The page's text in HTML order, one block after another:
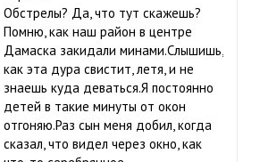
Обстрелы? Да, что тут скажешь?
Помню, как наш район в центре
Дамаска закидали минами.Слышишь,
как эта дура свистит, летя, и не
знаешь куда деваться.Я постоянно
детей в такие минуты от окон
отгоняю.Раз сын меня добил, когда
сказал, что видел через окно, как